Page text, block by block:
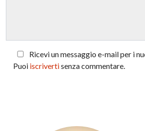
Ricevi un messaggio e-mail per i
Puoi iscrivertisenza commentare.